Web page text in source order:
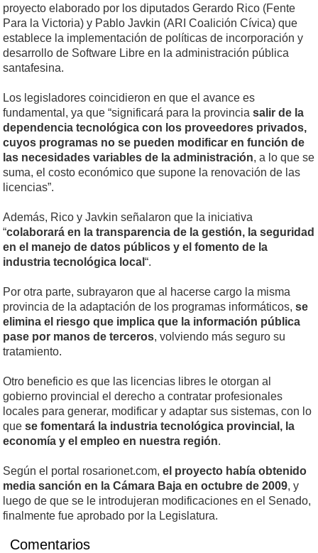
proyecto elaborado por los diputados Gerardo Rico (Fente
Para la Victoria) y Pablo Javkin (ARI Coalición Cívica) que
establece la implementación de políticas de incorporación y
desarrollo de Software Libre en la administración pública
santafesina.
Los legisladores coincidieron en que el avance es
fundamental, ya que “significará para la provincia salir de la
dependencia tecnológica con los proveedores privados,
cuyos programas no se pueden modificar en función de
las necesidades variables de la administración, a lo que se
suma, el costo económico que supone la renovación de las
licencias”.
Además, Rico y Javkin señalaron que la iniciativa
“colaborará en la transparencia de la gestión, la seguridad
en el manejo de datos públicos y el fomento de la
industria tecnológica local “.
Por otra parte, subrayaron que al hacerse cargo la misma
provincia de la adaptación de los programas informáticos, se
elimina el riesgo que implica que la información pública
pase por manos de terceros, volviendo más seguro su
tratamiento.
Otro beneficio es que las licencias libres le otorgan al
gobierno provincial el derecho a contratar profesionales
locales para generar, modificar y adaptar sus sistemas, con lo
que se fomentará la industria tecnológica provincial, la
economía y el empleo en nuestra región.
Según el portal rosarionet.com, el proyecto había obtenido
media sanción en la Cámara Baja en octubre de 2009, y
luego de que se le introdujeran modificaciones en el Senado,
finalmente fue aprobado por la Legislatura.
Comentarios